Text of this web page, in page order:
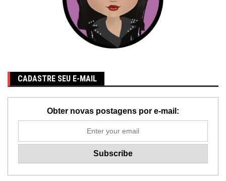
CADASTRE SEU E-MAIL
Obter novas postagens por e-mail: